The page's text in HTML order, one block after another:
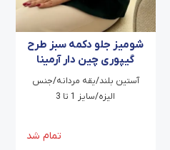
شومیز جلو دکمه سبز طرح
گیپوری چین دار آرمینا
آستین بلند/یقه مردانه/جنس
الیزه/سایز 1 تا 3
تمام شد